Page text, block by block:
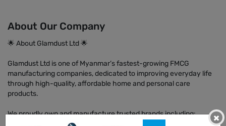
About Our Company
🌟 About Glamdust Ltd 🌟
Glamdust Ltd is one of Myanmar’s fastest-growing FMCG
manufacturing companies, dedicated to improving everyday life
through high-quality, affordable home and personal care
products.
We proudly own and manufacture trusted brands including: ×